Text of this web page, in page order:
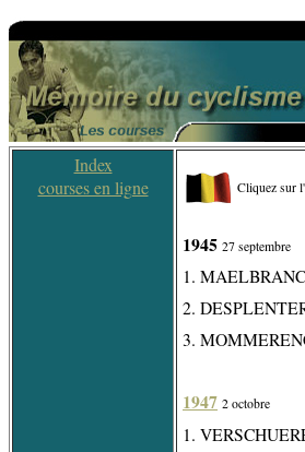
Index
courses en ligne
Cliquez sur
1945 27 septembre
1.
2.
3.
1947 2 octobre
1.